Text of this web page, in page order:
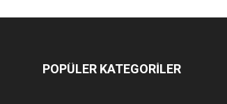
POPÜLER KATEGORİLER